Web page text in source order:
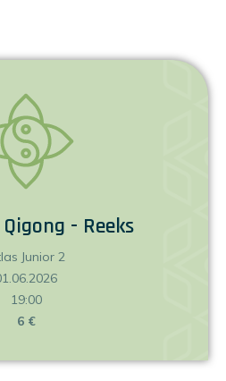
- Reeks
Junior 2
19:00
6 €